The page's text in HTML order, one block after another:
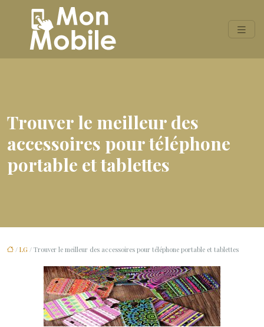
Trouver le meilleur des
accessoires pour téléphone
portable et tablettes
/ LG / Trouver le meilleur des accessoires pour téléphone portable et tablettes